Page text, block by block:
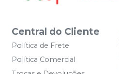
Central do Cliente
Política de Frete
Política Comercial